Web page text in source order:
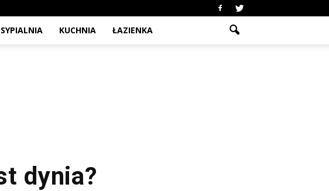
SYPIALNIA KUCHNIA ŁAZIENKA
dynia?